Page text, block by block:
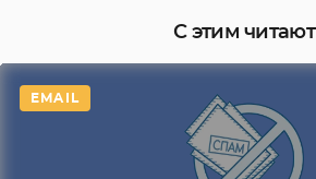
С этим читают
EMAIL